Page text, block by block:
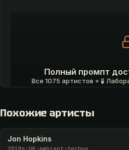
Полный промпт
Все 1075 артистов + 🧪
Похожие артисты
Jon Hopkins
2010s · UK · ambient-techno